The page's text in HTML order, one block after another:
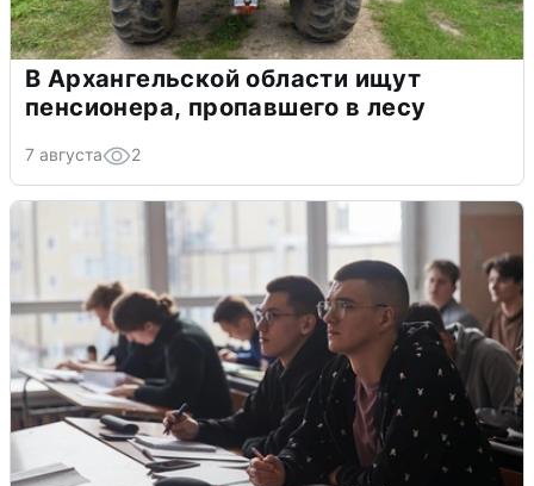
В Архангельской области ищут
пенсионера, пропавшего в лесу
7 августа 2